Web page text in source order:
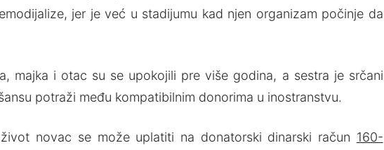
jer je već u stadijumu kad njen organizam počinje da
majka i otac su se upokojili pre više godina, a sestra je srčani
potraži među kompatibilnim donorima u inostranstvu.
novac se može uplatiti na donatorski dinarski račun 160-